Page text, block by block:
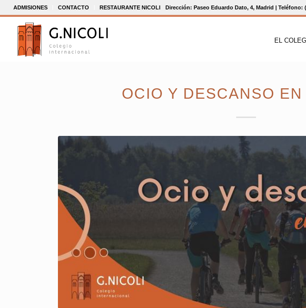
ADMISIONES CONTACTO RESTAURANTE NICOLI Dirección: Paseo Eduardo Dato, 4, Madrid | Teléfono:
EL
OCIO Y DESCANSO